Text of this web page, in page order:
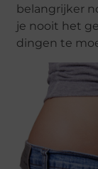
belangrijker
je nooit het
dingen te